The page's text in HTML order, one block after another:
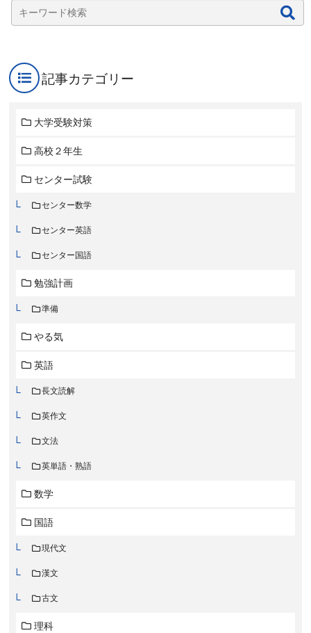
記事カテゴリー
大学受験対策
高校２年生
センター試験
センター数学
センター英語
センター国語
勉強計画
準備
やる気
英語
長文読解
英作文
文法
英単語・熟語
数学
国語
現代文
漢文
古文
理科